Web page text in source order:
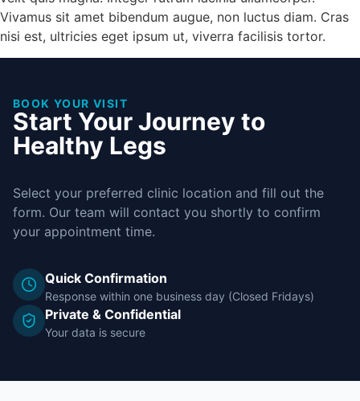
Vivamus sit amet bibendum augue, non luctus diam. Cras
nisi est, ultricies eget ipsum ut, viverra facilisis tortor.
BOOK YOUR VISIT
Start Your Journey to
Healthy Legs
Select your preferred clinic location and fill out the
form. Our team will contact you shortly to confirm
your appointment time.
Quick Confirmation
Response within one business day (Closed Fridays)
Private & Confidential
Your data is secure